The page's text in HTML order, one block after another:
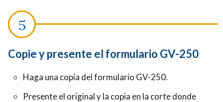
Copie y presente el formulario GV-250
Haga una copia del formulario GV-250.
Presente el original y la copia en la corte donde